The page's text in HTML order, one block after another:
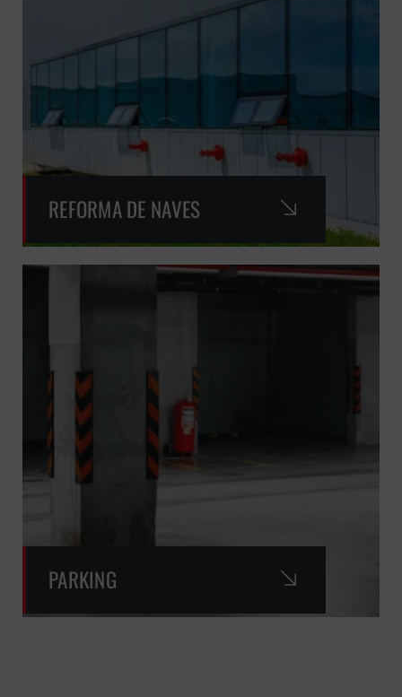
REFORMA DE NAVES
PARKING